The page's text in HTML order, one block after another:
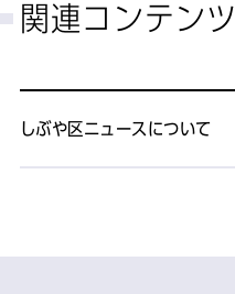
関連コンテンツ
しぶや区ニュースについて